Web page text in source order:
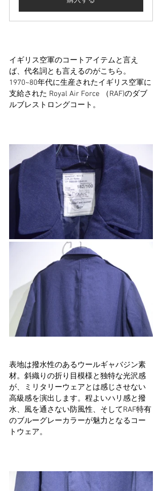
イギリス空軍のコートアイテムと言え
ば、代名詞とも言えるのがこちら。
1970~80年代に生産されたイギリス空軍に
支給された Royal Air Force （RAF)のダブ
ルブレストロングコート。
表地は撥水性のあるウールギャバジン素
材。斜織りの折り目模様と独特な光沢感
が、ミリタリーウェアとは感じさせない
高級感を演出します。程よいハリ感と撥
水、風を通さない防風性、そしてRAF特有
のブルーグレーカラーが魅力となるコー
トウェア。